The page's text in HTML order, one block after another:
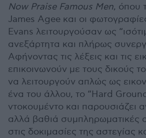
Now Praise Famous Men, όπου
James Agee και οι
Evans λειτουργούσαν ως
ανεξάρτητα και πλήρως
Αφήνοντας τις λέξεις και τις
επικοινωνούν με τους δικούς
να λειτουργούν απλώς ως
ένα του άλλου, το “Hard
ντοκουμέντο και παρουσιάζει
αλλά βαθιά συμπληρωματικές
στις δοκιμασίες της αστεγίας